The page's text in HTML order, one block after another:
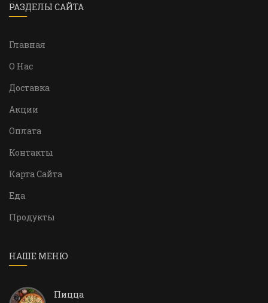
РАЗДЕЛЫ САЙТА
Главная
О Нас
Доставка
Акции
Оплата
Контакты
Карта Сайта
Еда
Продукты
НАШЕ МЕНЮ
Пицца